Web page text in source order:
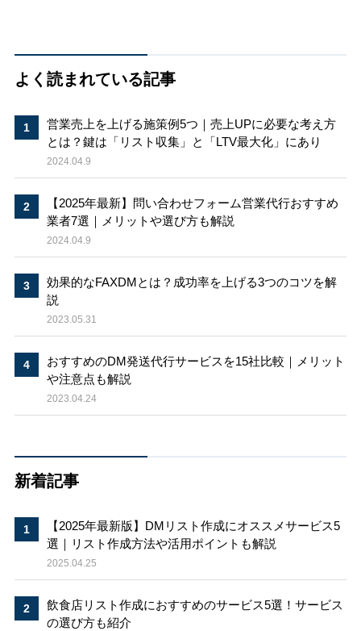
よく読まれている記事
営業売上を上げる施策例5つ｜売上UPに必要な考え方
とは？鍵は「リスト収集」と「LTV最大化」にあり
2024.04.9
【2025年最新】問い合わせフォーム営業代行おすすめ
業者7選｜メリットや選び方も解説
2024.04.9
効果的なFAXDMとは？成功率を上げる3つのコツを解
説
2023.05.31
おすすめのDM発送代行サービスを15社比較｜メリット
や注意点も解説
2023.04.24
新着記事
【2025年最新版】DMリスト作成にオススメサービス5
選｜リスト作成方法や活用ポイントも解説
2025.04.25
飲食店リスト作成におすすめのサービス5選！サービス
の選び方も紹介